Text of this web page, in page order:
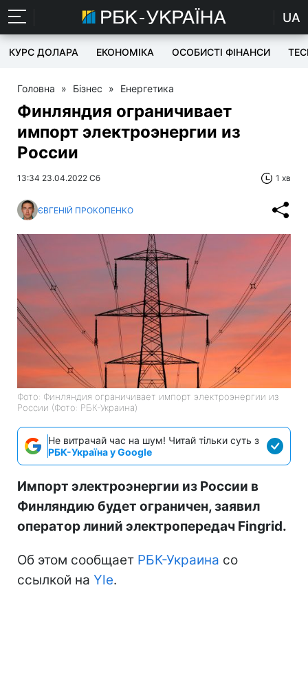
UA
КУРС ДОЛАРА ЕКОНОМІКА ОСОБИСТІ ФІНАНСИ
Головна » Бізнес » Енергетика
Финляндия ограничивает
импорт электроэнергии из
России
13:34 23.04.2022 Сб 1 хв
ЄВГЕНІЙ ПРОКОПЕНКО
Фото: Финляндия ограничивает импорт электроэнергии из
России (Фото: РБК-Украина)
Не витрачай час на шум! Читай тільки суть з
РБК-Україна у Google
Импорт электроэнергии из России в
Финляндию будет ограничен, заявил
оператор линий электропередач Fingrid.
Об этом сообщает РБК-Украина со
ссылкой на Yle.